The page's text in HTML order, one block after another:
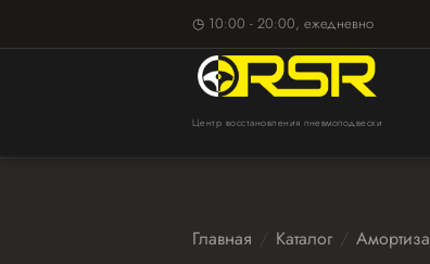
◷ 10:00 - 20:00, ежедневно
Центр восстановления пневмоподвески
Главная Каталог